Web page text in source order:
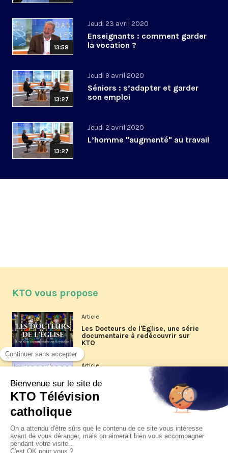
13:58
Jeudi 23 avril 2020
Enseignants : comment garder
la vocation ?
13:27
Jeudi 9 avril 2020
Séniors : s’adapter et garder
son emploi
13:27
Jeudi 2 avril 2020
L’homme "augmenté" au travail
KTO vous propose
Article
Les Docteurs de l'Église, une série
documentaire à redécouvrir sur
KTO
Article
Les reportages d'été 2026 de KTO
La visite pastorale du pape Léon
XIV à Assise à suivre sur KTO le
jeudi 6 août